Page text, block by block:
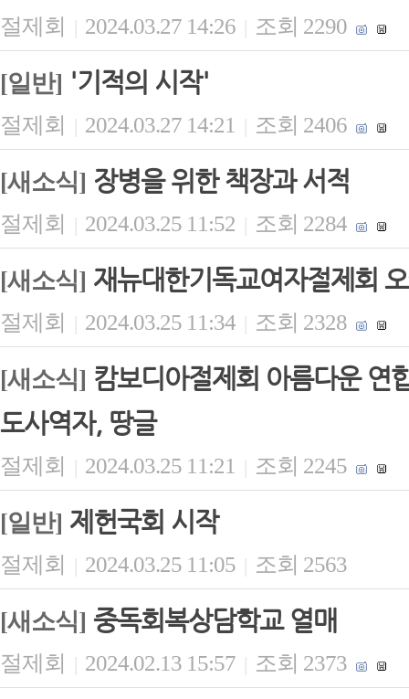
절제회 | 2024.03.27 14:26 | 조회 2290
[일반] '기적의 시작'
절제회 | 2024.03.27 14:21 | 조회 2406
[새소식] 장병을 위한 책장과 서적
절제회 | 2024.03.25 11:52 | 조회 2284
[새소식] 재뉴대한기독교여자절제회
절제회 | 2024.03.25 11:34 | 조회 2328
[새소식] 캄보디아절제회 아름다운 연
도사역자, 땅글
절제회 | 2024.03.25 11:21 | 조회 2245
[일반] 제헌국회 시작
절제회 | 2024.03.25 11:05 | 조회 2563
[새소식] 중독회복상담학교 열매
절제회 | 2024.02.13 15:57 | 조회 2373